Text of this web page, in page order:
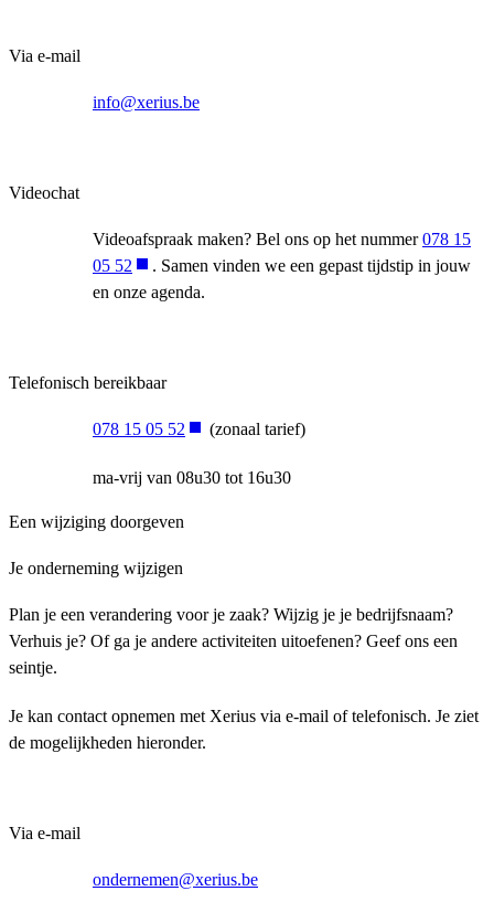
Via e-mail
info@xerius.be
Videochat
Videoafspraak maken? Bel ons op het nummer078 15
05 52
. Samen vinden we een gepast tijdstip in jouw
en onze agenda.
Telefonisch bereikbaar
078 15 05 52 (zonaal tarief)
ma-vrij van 08u30 tot 16u30
Een wijziging doorgeven
Je onderneming wijzigen
Plan je een verandering voor je zaak? Wijzig je je bedrijfsnaam?
Verhuis je? Of ga je andere activiteiten uitoefenen? Geef ons een
seintje.
Je kan contact opnemen met Xerius via e-mail of telefonisch. Je ziet
de mogelijkheden hieronder.
Via e-mail
ondernemen@xerius.be